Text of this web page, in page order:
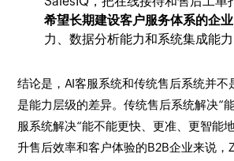
希望长期建设客户服务体系的企业
力、数据分析能力和系统集成能力
结论是，AI客服系统和传统售后系统并不
是能力层级的差异。传统售后系统解决“
服系统解决“能不能更快、更准、更智能
升售后效率和客户体验的B2B企业来说，